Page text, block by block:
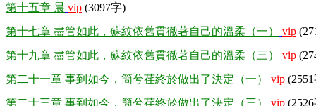
第十五章 晨 vip (3097字)
第十七章 盡管如此，蘇紋依舊貫徹著自己的溫柔（一）
vip
第十九章 盡管如此，蘇紋依舊貫徹著自己的溫柔（三）
vip
第二十一章 事到如今，簡兮荏終於做出了決定（一）
vip
第二十三章 事到如今，簡兮荏終於做出了決定（三）
vip